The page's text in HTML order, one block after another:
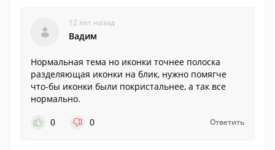
12 лет назад
Вадим
Нормальная тема но иконки точнее полоска
разделяющая иконки на блик, нужно помягче
что-бы иконки были покристальнее, а так все
нормально.
0
0 Ответить